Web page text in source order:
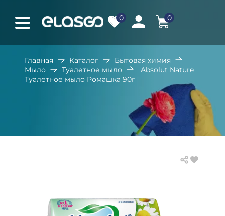
0 0
Главная Каталог
Бытовая химия
Мыло
Туалетное мыло
Absolut Nature
Туалетное мыло Ромашка 90г